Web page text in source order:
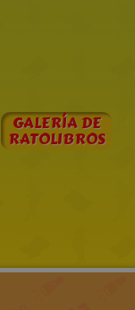
GALERÍA DE
RATOLIBROS